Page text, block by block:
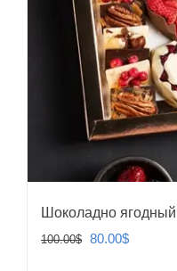
Шоколадно
100.00$ 80.00$Текущая